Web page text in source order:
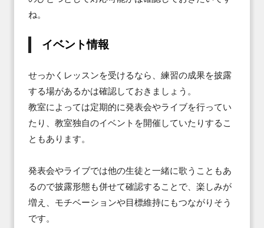
ね。
イベント情報
せっかくレッスンを受けるなら、練習の成果を披露
する場があるかは確認しておきましょう。
教室によっては定期的に発表会やライブを行ってい
たり、教室独自のイベントを開催していたりするこ
ともあります。
発表会やライブでは他の生徒と一緒に歌うこともあ
るので披露形態も併せて確認することで、楽しみが
増え、モチベーションや目標維持にもつながりそう
です。